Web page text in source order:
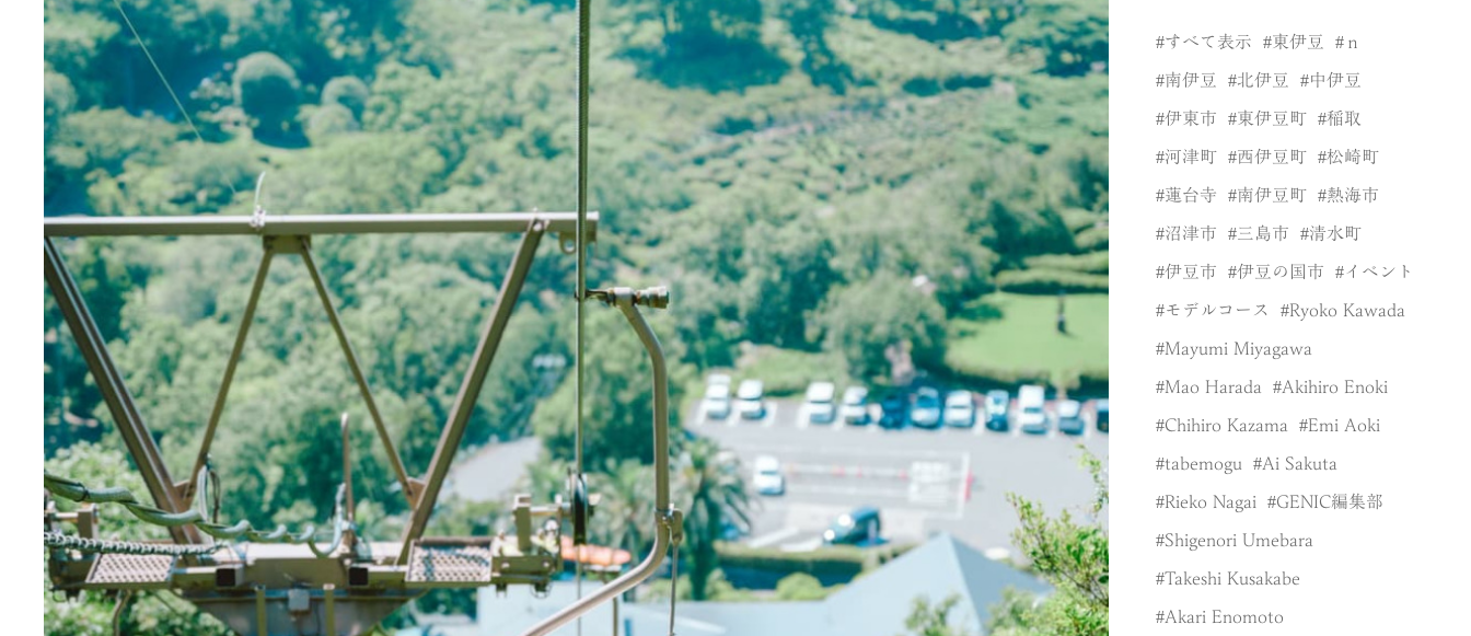
すべて表示 東伊豆 ｎ
南伊豆 北伊豆 中伊豆
伊東市 東伊豆町 稲取
河津町 西伊豆町 松崎町
蓮台寺 南伊豆町 熱海市
沼津市 三島市 清水町
伊豆市 伊豆の国市 イベント
モデルコース Ryoko Kawada
Mayumi Miyagawa
Mao Harada Akihiro Enoki
Chihiro Kazama Emi Aoki
tabemogu Ai Sakuta
Rieko Nagai GENIC編集部
Shigenori Umebara
Takeshi Kusakabe
Akari Enomoto